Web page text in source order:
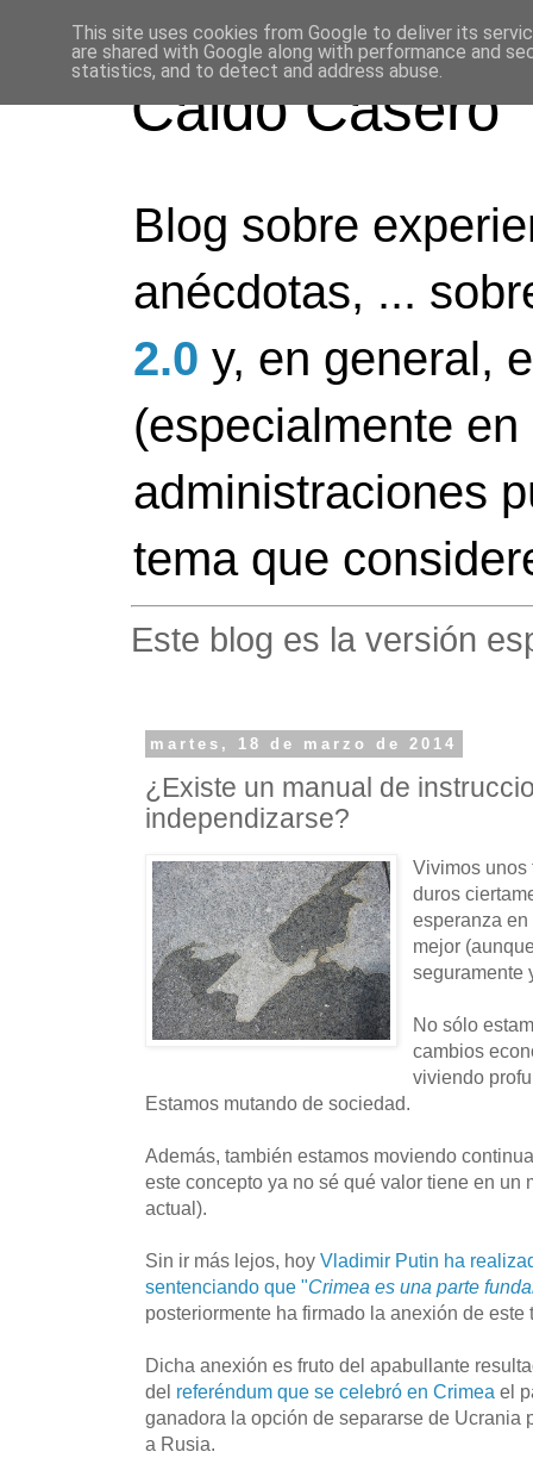
Caldo Casero
Blog sobre
anécdotas, ...
2.0 y, en general,
(especialmente
administraciones
tema que
Este blog es la versión
martes, 18 de marzo de 2014
¿Existe un manual de
independizarse?
Vivimos unos
duros
esperanza
mejor
seguramente
No sólo
cambios
viviendo
Estamos mutando de sociedad.
Además, también estamos moviendo
este concepto ya no sé qué valor tiene en un
actual).
Sin ir más lejos, hoy Vladimir Putin ha
sentenciando que "Crimea es una parte
posteriormente ha firmado la anexión de este
Dicha anexión es fruto del apabullante
del referéndum que se celebró en Crimea el
ganadora la opción de separarse de Ucrania
a Rusia.
This site uses cookies from Google to deliver its
are shared with Google along with performance and
statistics, and to detect and address abuse.